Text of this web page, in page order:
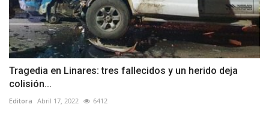
Tragedia en Linares: tres fallecidos y un herido deja
colisión...
Editora Abril 17, 2022 6412